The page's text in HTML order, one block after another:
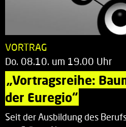
VORTRAG
Do. 08.10. um 19.00 Uhr
„Vortragsreihe:
der Euregio“
Seit der Ausbildung des